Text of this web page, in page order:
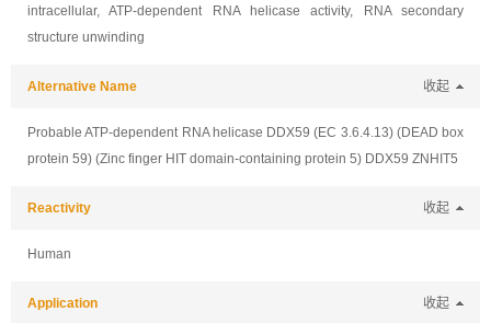
intracellular, ATP-dependent RNA helicase activity, RNA secondary
structure unwinding
Alternative Name 收起
Probable ATP-dependent RNA helicase DDX59 (EC 3.6.4.13) (DEAD box
protein 59) (Zinc finger HIT domain-containing protein 5) DDX59 ZNHIT5
Reactivity 收起
Human
Application 收起